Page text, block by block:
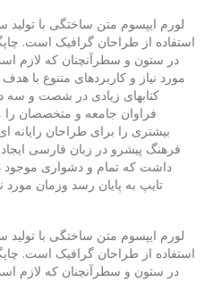
لورم ایپسوم متن ساختگی با
استفاده از طراحان گرافیک است.
در ستون و سطرآنچنان که لازم
مورد نیاز و کاربردهای متنوع با
کتابهای زیادی در شصت و سه
فراوان جامعه و متخصصان را
بیشتری را برای طراحان
فرهنگ پیشرو در زبان فارسی
داشت که تمام و دشواری موجود
تایپ به پایان رسد وزمان
لورم ایپسوم متن ساختگی با
استفاده از طراحان گرافیک است.
در ستون و سطرآنچنان که لازم